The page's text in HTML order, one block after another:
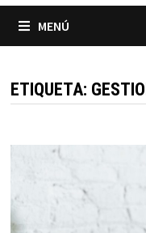
MENÚ
ETIQUETA: